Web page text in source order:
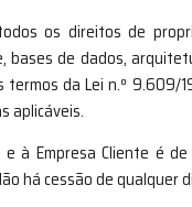
os direitos de
bases de dados,
da Lei n.º 9.609/
aplicáveis.
e à Empresa Cliente é
há cessão de